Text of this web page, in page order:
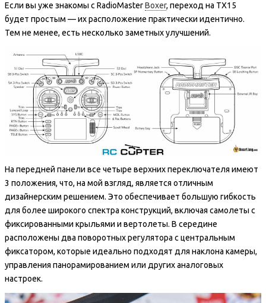
Если вы уже знакомы с RadioMasterBoxer, переход на TX15
будет простым — их расположение практически идентично.
Тем не менее, есть несколько заметных улучшений.
На передней панели все четыре верхних переключателя имеют
3 положения, что, на мой взгляд, является отличным
дизайнерским решением. Это обеспечивает большую гибкость
для более широкого спектра конструкций, включая самолеты с
фиксированными крыльями и вертолеты. В середине
расположены два поворотных регулятора с центральным
фиксатором, которые идеально подходят для наклона камеры,
управления панорамированием или других аналоговых
настроек.